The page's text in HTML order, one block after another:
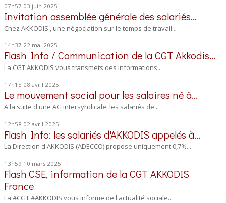
07h57 03 juin 2025
Invitation assemblée générale des salariés...
Chez AKKODIS , une négociation sur le temps de travail...
14h37 22 mai 2025
Flash Info / Communication de la CGT Akkodis...
La CGT AKKODIS vous transmets des informations...
17h15 08 avril 2025
Le mouvement social pour les salaires né à...
A la suite d'une AG intersyndicale, les salariés de...
12h58 02 avril 2025
Flash Info: les salariés d'AKKODIS appelés à...
La Direction d'AKKODIS (ADECCO) propose uniquement 0,7%...
13h59 10 mars 2025
Flash CSE, information de la CGT AKKODIS
France
La #CGT #AKKODIS vous informe de l'actualité sociale...